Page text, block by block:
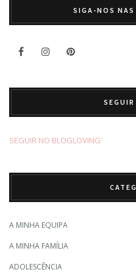
SIGA-NOS NAS
SEGUIR NO BLOGLOVING’
A MINHA EQUIPA
A MINHA FAMÍLIA
ADOLESCÊNCIA